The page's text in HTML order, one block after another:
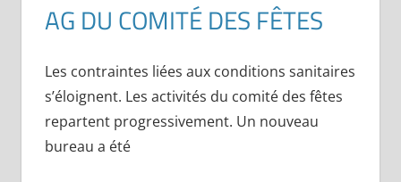
AG DU COMITÉ DES FÊTES
Les contraintes liées aux conditions sanitaires
s’éloignent. Les activités du comité des fêtes
repartent progressivement. Un nouveau
bureau a été